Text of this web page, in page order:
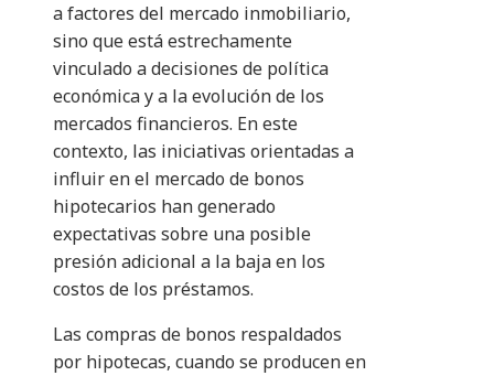
a factores del mercado inmobiliario,
sino que está estrechamente
vinculado a decisiones de política
económica y a la evolución de los
mercados financieros. En este
contexto, las iniciativas orientadas a
influir en el mercado de bonos
hipotecarios han generado
expectativas sobre una posible
presión adicional a la baja en los
costos de los préstamos.
Las compras de bonos respaldados
por hipotecas, cuando se producen en